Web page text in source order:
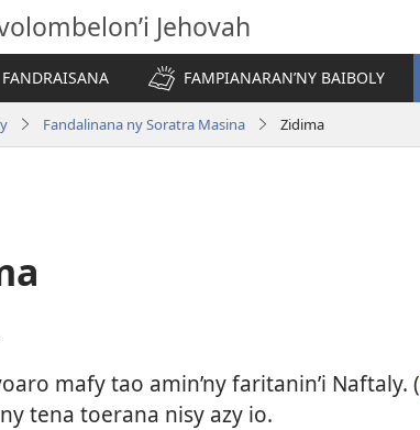
Jehovah
FANDRAISANA
FAMPIANARAN’NY BAIBOLY
Fandalinana ny Soratra Masina Zidima
mafy tao amin’ny faritanin’i Naftaly. (
tena toerana nisy azy io.